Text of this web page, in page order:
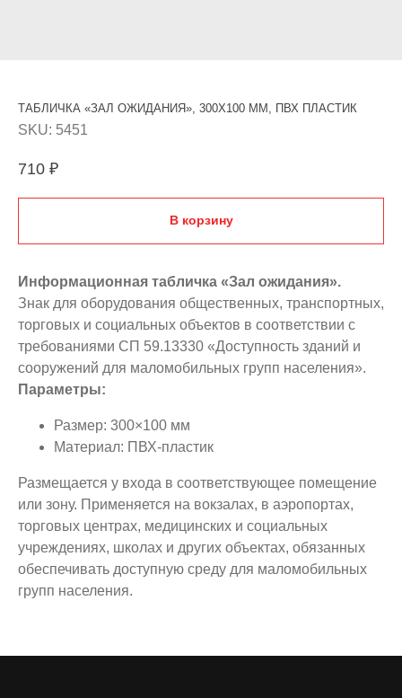
ТАБЛИЧКА «ЗАЛ ОЖИДАНИЯ», 300Х100 ММ, ПВХ ПЛАСТИК
SKU: 5451
710 ₽
В корзину
Информационная табличка «Зал ожидания».
Знак для оборудования общественных, транспортных,
торговых и социальных объектов в соответствии с
требованиями СП 59.13330 «Доступность зданий и
сооружений для маломобильных групп населения».
Параметры:
Размер: 300×100 мм
Материал: ПВХ-пластик
Размещается у входа в соответствующее помещение
или зону. Применяется на вокзалах, в аэропортах,
торговых центрах, медицинских и социальных
учреждениях, школах и других объектах, обязанных
обеспечивать доступную среду для маломобильных
групп населения.